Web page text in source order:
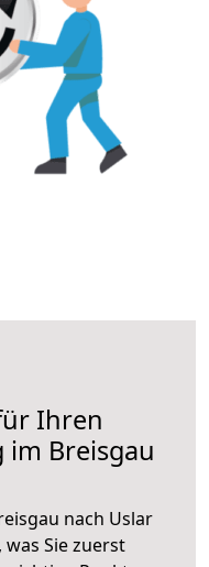
Ihren
im Breisgau
nach Uslar
Sie zuerst